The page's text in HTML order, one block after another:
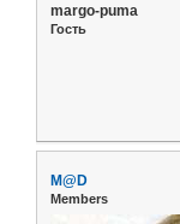
margo-puma
Гость
M@D
Members